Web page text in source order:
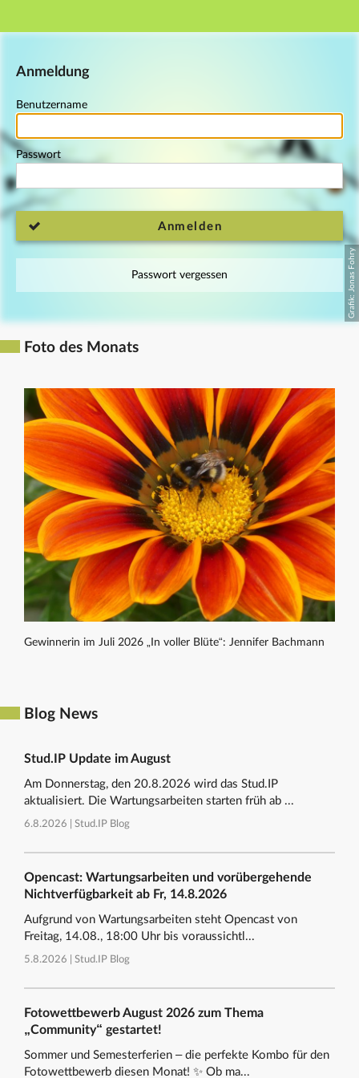
Hauptnavigation
Anmeldung
Benutzername
Passwort
Anmelden
Passwort vergessen
Foto des Monats
Gewinnerin im Juli 2026 „In voller Blüte“: Jennifer Bachmann
Blog News
Stud.IP Update im August
Am Donnerstag, den 20.8.2026 wird das Stud.IP
aktualisiert. Die Wartungsarbeiten starten früh ab ...
6.8.2026 | Stud.IP Blog
Opencast: Wartungsarbeiten und vorübergehende
Nichtverfügbarkeit ab Fr, 14.8.2026
Aufgrund von Wartungsarbeiten steht Opencast von
Freitag, 14.08., 18:00 Uhr bis voraussichtl...
5.8.2026 | Stud.IP Blog
Fotowettbewerb August 2026 zum Thema
„Community“ gestartet!
Sommer und Semesterferien – die perfekte Kombo für den
Fotowettbewerb diesen Monat! ✨ Ob ma...